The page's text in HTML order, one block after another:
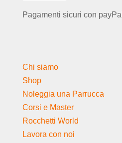
Pagamenti sicuri con payPal
Chi siamo
Shop
Noleggia una Parrucca
Corsi e Master
Rocchetti World
Lavora con noi